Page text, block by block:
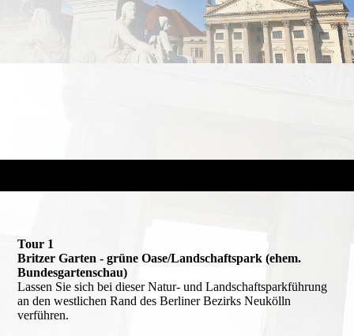
Tour 1
Britzer Garten - grüne Oase/Landschaftspark (ehem.
Bundesgartenschau)
Lassen Sie sich bei dieser Natur- und Landschaftsparkführung
an den westlichen Rand des Berliner Bezirks Neukölln
verführen.